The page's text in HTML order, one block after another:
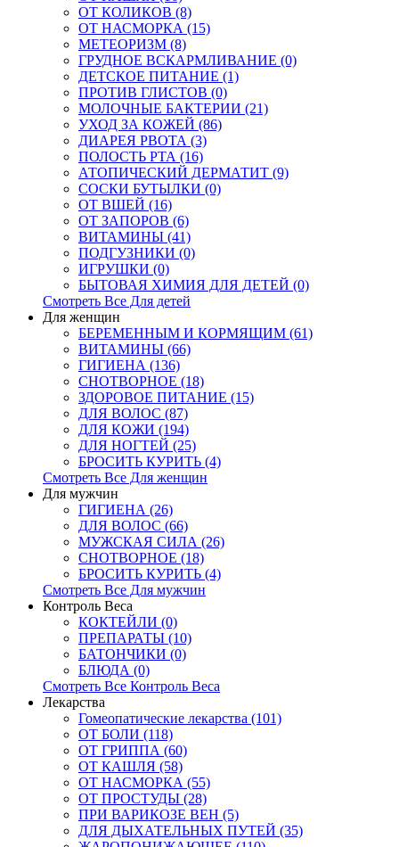
ОТ КОЛИКОВ (8)
ОТ НАСМОРКА (15)
МЕТЕОРИЗМ (8)
ГРУДНОЕ ВСКАРМЛИВАНИЕ (0)
ДЕТСКОЕ ПИТАНИЕ (1)
ПРОТИВ ГЛИСТОВ (0)
МОЛОЧНЫЕ БАКТЕРИИ (21)
УХОД ЗА КОЖЕЙ (86)
ДИАРЕЯ РВОТА (3)
ПОЛОСТЬ РТА (16)
АТОПИЧЕСКИЙ ДЕРМАТИТ (9)
СОСКИ БУТЫЛКИ (0)
ОТ ВШЕЙ (16)
ОТ ЗАПОРОВ (6)
ВИТАМИНЫ (41)
ПОДГУЗНИКИ (0)
ИГРУШКИ (0)
БЫТОВАЯ ХИМИЯ ДЛЯ ДЕТЕЙ (0)
Смотреть Все Для детей
Для женщин
БЕРЕМЕННЫМ И КОРМЯЩИМ (61)
ВИТАМИНЫ (66)
ГИГИЕНА (136)
СНОТВОРНОЕ (18)
ЗДОРОВОЕ ПИТАНИЕ (15)
ДЛЯ ВОЛОС (87)
ДЛЯ КОЖИ (194)
ДЛЯ НОГТЕЙ (25)
БРОСИТЬ КУРИТЬ (4)
Смотреть Все Для женщин
Для мужчин
ГИГИЕНА (26)
ДЛЯ ВОЛОС (66)
МУЖСКАЯ СИЛА (26)
СНОТВОРНОЕ (18)
БРОСИТЬ КУРИТЬ (4)
Смотреть Все Для мужчин
Контроль Веса
КОКТЕЙЛИ (0)
ПРЕПАРАТЫ (10)
БАТОНЧИКИ (0)
БЛЮДА (0)
Смотреть Все Контроль Веса
Лекарства
Гомеопатические лекарства (101)
ОТ БОЛИ (118)
ОТ ГРИППА (60)
ОТ КАШЛЯ (58)
ОТ НАСМОРКА (55)
ОТ ПРОСТУДЫ (28)
ПРИ ВАРИКОЗЕ ВЕН (5)
ДЛЯ ДЫХАТЕЛЬНЫХ ПУТЕЙ (35)